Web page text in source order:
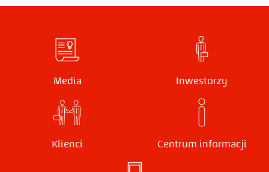
Media Inwestorzy
Klienci Centrum informacji